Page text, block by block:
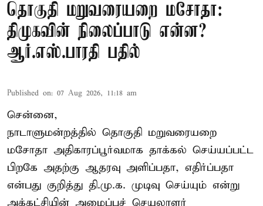
தொகுதி மறுவரையறை மசோதா:
திமுகவின் நிலைப்பாடு என்ன?
ஆர்.எஸ்.பாரதி பதில்
Published on: 07 Aug 2026, 11:18 am
சென்னை,
நாடாளுமன்றத்தில் தொகுதி மறுவரையறை
மசோதா அதிகாரப்பூர்வமாக தாக்கல் செய்யப்பட்ட
பிறகே அதற்கு ஆதரவு அளிப்பதா, எதிர்ப்பதா
என்பது குறித்து தி.மு.க. முடிவு செய்யும் என்று
அக்கட்சியின் அமைப்புச் செயலாளர்